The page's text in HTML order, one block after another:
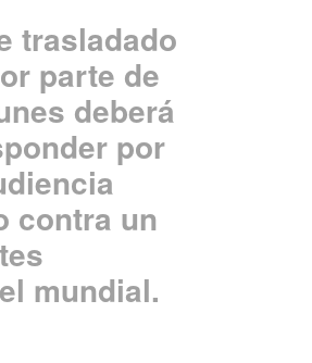
trasladado
parte de
deberá
por
contra un
mundial.